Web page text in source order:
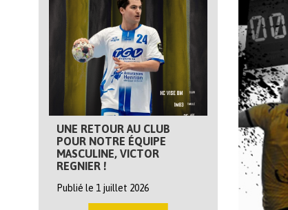
UNE RETOUR AU CLUB
POUR NOTRE ÉQUIPE
MASCULINE, VICTOR
REGNIER !
Publié le 1 juillet 2026